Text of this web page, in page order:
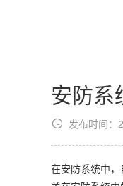
安防系
发布时间：
在安防系统中，